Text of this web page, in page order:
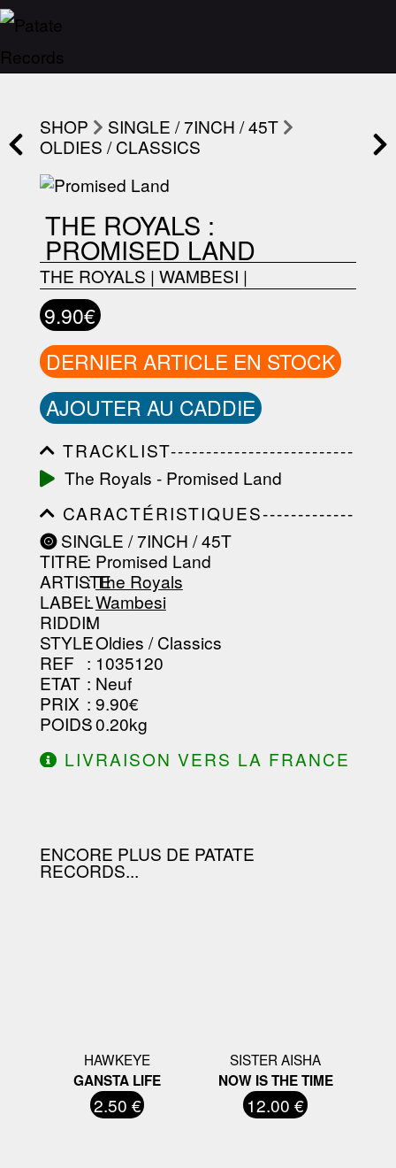
SHOP
SINGLE / 7INCH / 45T
OLDIES / CLASSICS
THE ROYALS :
PROMISED LAND
THE ROYALS | WAMBESI |
9.90€
DERNIER ARTICLE EN STOCK
AJOUTER AU CADDIE
TRACKLIST--------------------------
-----------------------------------------
-----------------------------------------
-----------------------------------------
-----------------------------------------
-------------------
The Royals - Promised Land
CARACTÉRISTIQUES-------------
-----------------------------------------
-----------------------------------------
-----------------------------------------
-----------------------------------------
--------------------------------
SINGLE / 7INCH / 45T
TITRE: Promised Land
ARTISTE
:The Royals
LABEL
:Wambesi
RIDDIM
:
STYLE: Oldies / Classics
REF : 1035120
ETAT : Neuf
PRIX : 9.90€
POIDS: 0.20kg
LIVRAISON VERS LA FRANCE
ENCORE PLUS DE PATATE
RECORDS...
HAWKEYE
GANSTA LIFE
2.50 €
SISTER AISHA
NOW IS THE TIME
12.00 €